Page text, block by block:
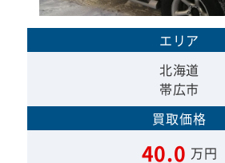
エリア
北海道
帯広市
買取価格
40.0 万円